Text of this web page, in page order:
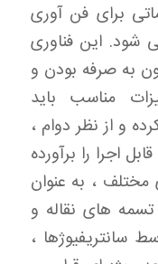
برای فن آوری
شود. این فناوری
به صرفه بودن و
مناسب باید
و از نظر دوام ،
اجرا را برآورده
مختلف ، به عنوان
های نقاله و
سانتریفیوژها ،